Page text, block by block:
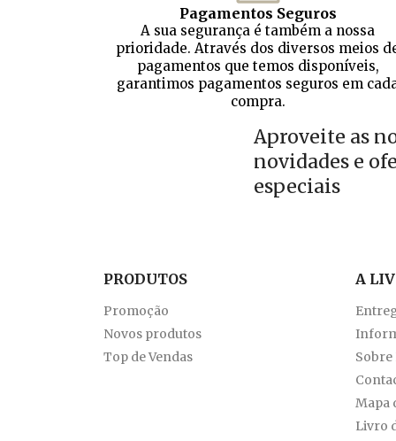
Pagamentos Seguros
A sua segurança é também a nossa
prioridade. Através dos diversos meios
pagamentos que temos disponíveis,
garantimos pagamentos seguros em
compra.
Aproveite as
novidades e
especiais
PRODUTOS
Promoção
Novos produtos
Top de Vendas
A
Sobre
Mapa
Livro